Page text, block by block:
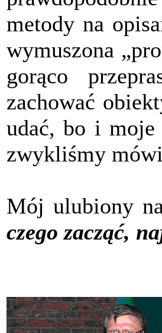
metody na
wymuszona
gorąco
zachować
udać, bo i
zwykliśmy
Mój ulubiony
czego zacząć,